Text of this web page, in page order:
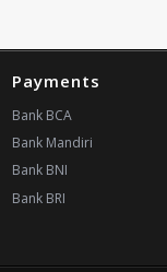
Payments
Bank BCA
Bank Mandiri
Bank BNI
Bank BRI